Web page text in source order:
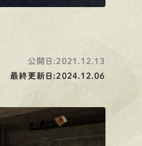
公開日:2021.12.13
最終更新日:2024.12.06